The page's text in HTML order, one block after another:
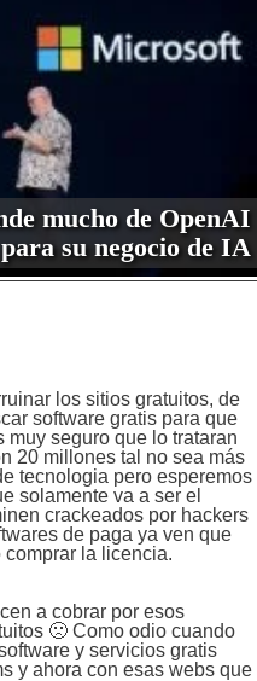
mucho de OpenAI
para su negocio de IA
los sitios gratuitos, de
software gratis para que
seguro que lo trataran
20 millones tal no sea más
tecnologia pero esperemos
solamente va a ser el
crackeados por hackers
de paga ya ven que
la licencia.
a cobrar por esos
🙁 Como odio cuando
y servicios gratis
y ahora con esas webs que